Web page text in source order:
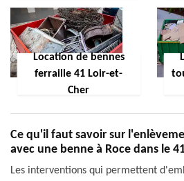
Location de bennes
ferraille 41 Loir-et-
Cher
Ce qu'il faut savoir sur
avec une benne à Roce dans le
Les interventions qui permettent